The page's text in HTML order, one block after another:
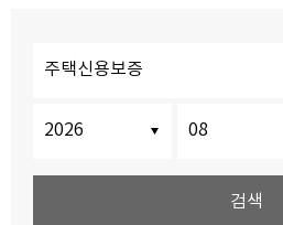
보증선택
기준연월일
기준연월일
기준연월일